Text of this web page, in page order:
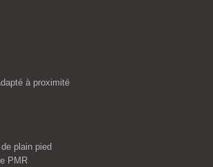
à proximité
plain pied
PMR